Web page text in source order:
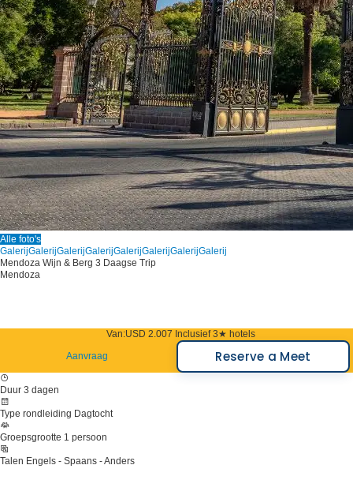
Alle foto's
GalerijGalerijGalerijGalerijGalerijGalerijGalerijGalerij
Mendoza Wijn & Berg 3 Daagse Trip
Mendoza
Van:USD 2.007 Inclusief 3★ hotels
Aanvraag
Reserve a Meet
Duur 3 dagen
Type rondleiding Dagtocht
Groepsgrootte 1 persoon
Talen Engels - Spaans - Anders